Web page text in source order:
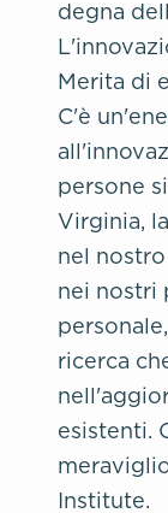
degna
Merita di
C'è
persone
Virginia,
nel
nei nostri
ricerca
esistenti.
Institute.